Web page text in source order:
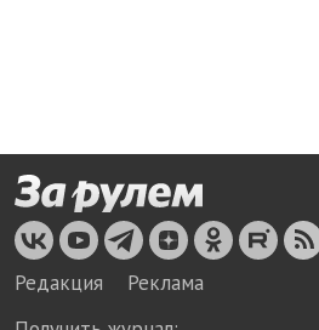
Редакция
Реклама